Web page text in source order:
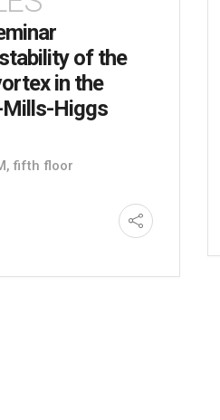
of the
in the
Mills-Higgs
fifth floor